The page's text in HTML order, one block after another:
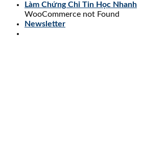
Làm Chứng Chỉ Tin Học Nhanh
WooCommerce not Found
Newsletter